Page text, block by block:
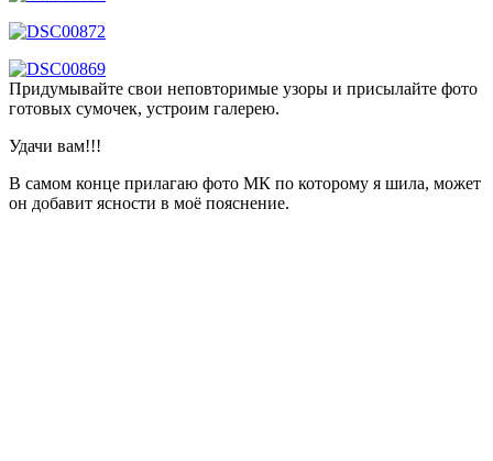
Придумывайте свои неповторимые узоры и присылайте фото
готовых сумочек, устроим галерею.
Удачи вам!!!
В самом конце прилагаю фото МК по которому я шила, может
он добавит ясности в моё пояснение.